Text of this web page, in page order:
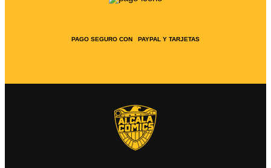
PAGO SEGURO CON PAYPAL Y TARJETAS